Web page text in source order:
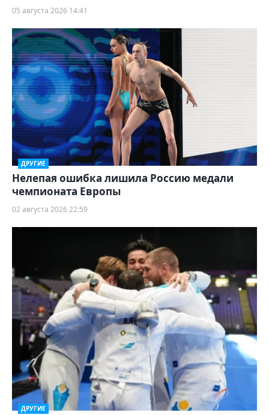
05 августа 2026 14:41
ДРУГИЕ
Нелепая ошибка лишила Россию медали
чемпионата Европы
02 августа 2026 22:59
ДРУГИЕ